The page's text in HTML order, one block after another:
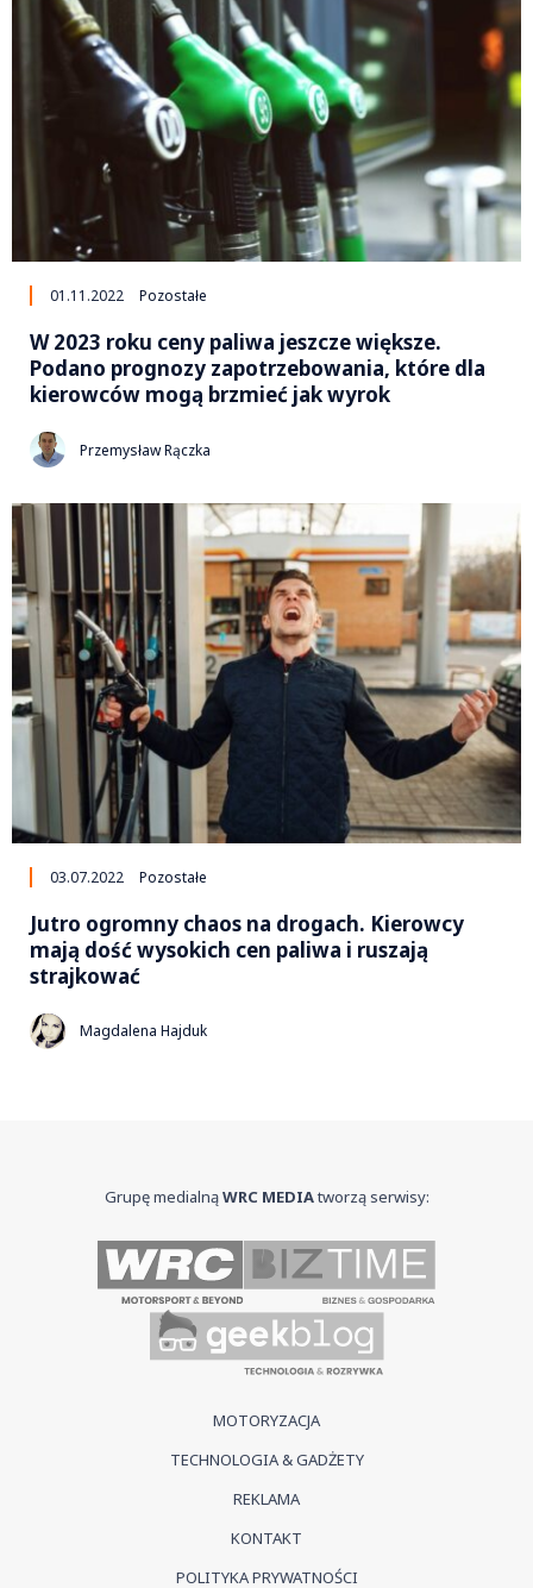
01.11.2022 Pozostałe
W 2023 roku ceny paliwa jeszcze większe.
Podano prognozy zapotrzebowania, które dla
kierowców mogą brzmieć jak wyrok
Przemysław Rączka
03.07.2022 Pozostałe
Jutro ogromny chaos na drogach. Kierowcy
mają dość wysokich cen paliwa i ruszają
strajkować
Magdalena Hajduk
Grupę medialnąWRC MEDIAtworzą serwisy:
MOTORYZACJA
TECHNOLOGIA & GADŻETY
REKLAMA
KONTAKT
POLITYKA PRYWATNOŚCI